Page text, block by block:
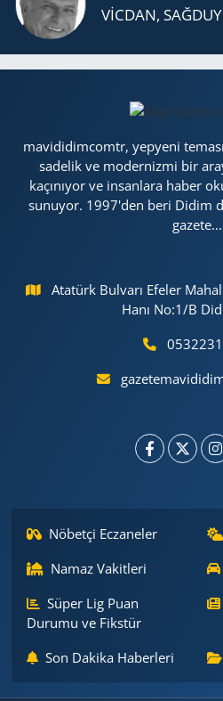
VİCDAN,
mavididimcomtr, yepyeni
sadelik ve modernizmi bir
kaçınıyor ve insanlara haber
sunuyor. 1997'den beri Didim
Atatürk Bulvarı Efeler
Hanı No:1/B
Nöbetçi Eczaneler
Namaz Vakitleri
Süper Lig Puan
Durumu ve Fikstür
Son Dakika Haberleri